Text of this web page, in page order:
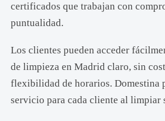
certificados que trabajan con
puntualidad.
Los clientes pueden acceder
de limpieza en Madrid claro, sin
flexibilidad de horarios. Domestina
servicio para cada cliente al limpiar